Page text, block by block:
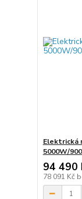
Elektrická
5000W/
94 490
78 091 Kč